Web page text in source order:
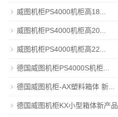
威图机柜PS4000机柜高18...
威图机柜PS4000机柜高20...
威图机柜PS4000机柜高22...
德国威图机柜PS4000S机柜...
德国威图机柜-AX塑料箱体 新...
德国威图机柜KX小型箱体新产品